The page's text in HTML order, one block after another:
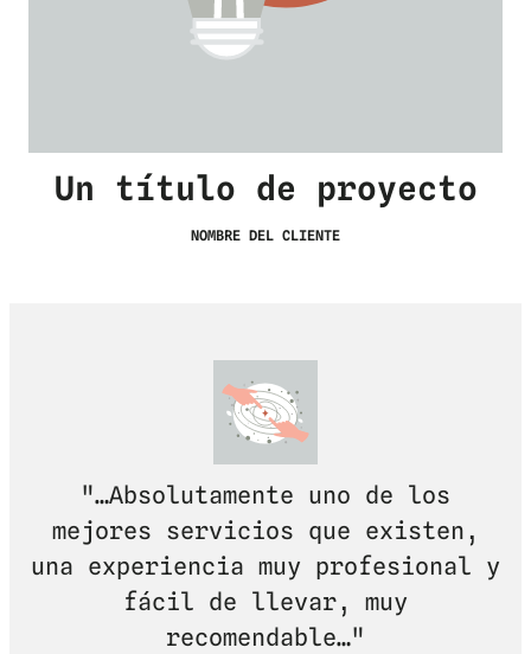
Un título de proyecto
NOMBRE DEL CLIENTE
"…Absolutamente uno de los
mejores servicios que existen,
una experiencia muy profesional y
fácil de llevar, muy
recomendable…"